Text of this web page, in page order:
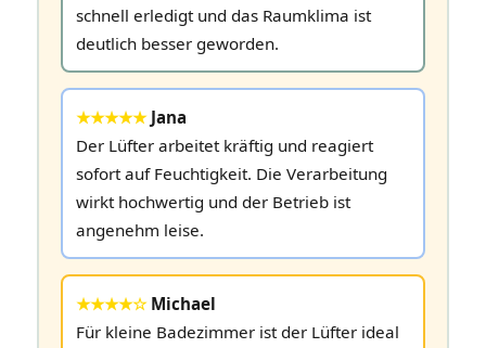
schnell erledigt und das Raumklima ist
deutlich besser geworden.
★★★★★Jana
Der Lüfter arbeitet kräftig und reagiert
sofort auf Feuchtigkeit. Die Verarbeitung
wirkt hochwertig und der Betrieb ist
angenehm leise.
★★★★☆Michael
Für kleine Badezimmer ist der Lüfter ideal